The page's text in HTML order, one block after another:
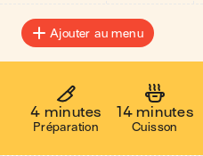
Ajouter au menu
4 minutes
Préparation
14 minutes
Cuisson